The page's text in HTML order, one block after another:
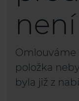
Omlouváme
položka
byla již z